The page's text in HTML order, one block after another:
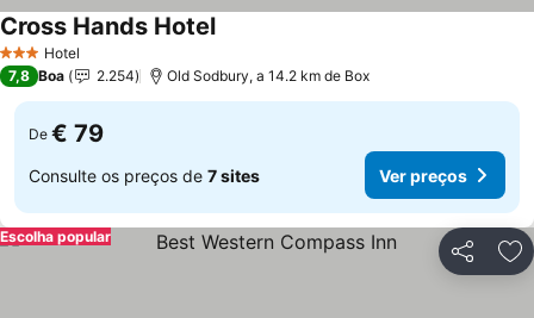
3 EstrelasHotel
Cross Hands Hotel
7,8 Boa 2.254 Old Sodbury, a 14.2 km de Box
De € 79
Consulte os preços de 7 sites Ver preços
Partilhar
Escolha popular